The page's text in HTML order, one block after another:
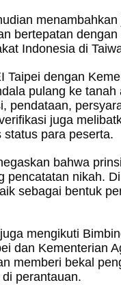
bertepatan
Indonesia di
dengan
pulang ke
pendataan,
juga
para peserta.
bahwa
pencatatan nikah.
sebagai bentuk
mengikuti
dan Kementerian
memberi bekal
perantauan.